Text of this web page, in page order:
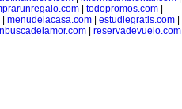
todopromos.com
| menudelacasa.com| estudiegratis.com|
| reservadevuelo.com|